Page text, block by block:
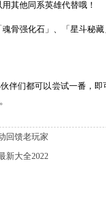
其他同系英雄代替哦！
骨强化石」、「星斗秘
伴们都可以尝试一番，
回馈老玩家
新大全2022